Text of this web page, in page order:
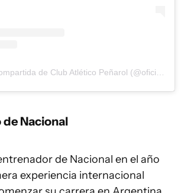
Una publicación compartida de Club Atlético Peñarol (@oficialcap)
de Nacional
de Nacional en el año
experiencia internacional